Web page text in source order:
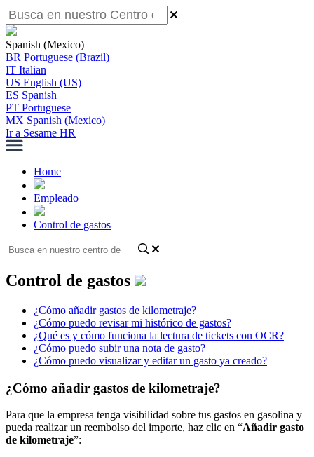
Spanish (Mexico)
BR Portuguese (Brazil)
IT Italian
US English (US)
ES Spanish
PT Portuguese
MX Spanish (Mexico)
Ir a Sesame HR
Home
Empleado
Control de gastos
Control de gastos
¿Cómo añadir gastos de kilometraje?
¿Cómo puedo revisar mi histórico de gastos?
¿Qué es y cómo funciona la lectura de tickets con OCR?
¿Cómo puedo subir una nota de gasto?
¿Cómo puedo visualizar y editar un gasto ya creado?
¿Cómo añadir gastos de kilometraje?
Para que la empresa tenga visibilidad sobre tus gastos en gasolina y
pueda realizar un reembolso del importe, haz clic en “Añadir gasto
de kilometraje”: